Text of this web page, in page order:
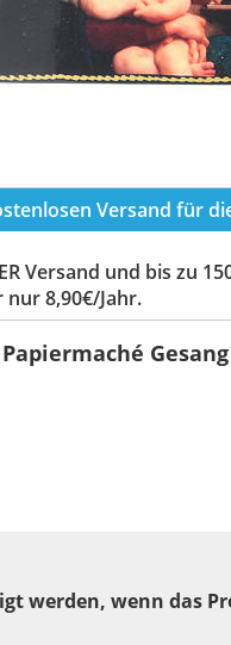
Versand für
Versand und bis zu
8,90€/Jahr.
werden, wenn das